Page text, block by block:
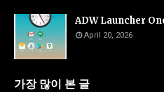
ADW Launcher
April 20, 2026
가장 많이 본 글